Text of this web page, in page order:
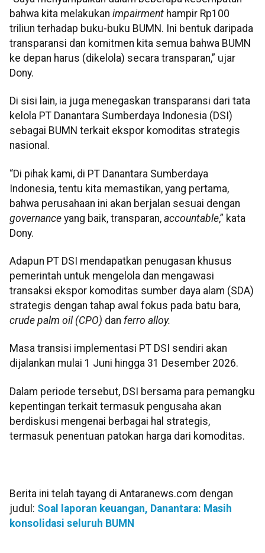
bahwa kita melakukan impairment hampir Rp100
triliun terhadap buku-buku BUMN. Ini bentuk daripada
transparansi dan komitmen kita semua bahwa BUMN
ke depan harus (dikelola) secara transparan,” ujar
Dony.
Di sisi lain, ia juga menegaskan transparansi dari tata
kelola PT Danantara Sumberdaya Indonesia (DSI)
sebagai BUMN terkait ekspor komoditas strategis
nasional.
“Di pihak kami, di PT Danantara Sumberdaya
Indonesia, tentu kita memastikan, yang pertama,
bahwa perusahaan ini akan berjalan sesuai dengan
governance yang baik, transparan, accountable,” kata
Dony.
Adapun PT DSI mendapatkan penugasan khusus
pemerintah untuk mengelola dan mengawasi
transaksi ekspor komoditas sumber daya alam (SDA)
strategis dengan tahap awal fokus pada batu bara,
crude palm oil (CPO) dan ferro alloy.
Masa transisi implementasi PT DSI sendiri akan
dijalankan mulai 1 Juni hingga 31 Desember 2026.
Dalam periode tersebut, DSI bersama para pemangku
kepentingan terkait termasuk pengusaha akan
berdiskusi mengenai berbagai hal strategis,
termasuk penentuan patokan harga dari komoditas.
Berita ini telah tayang di Antaranews.com dengan
judul: Soal laporan keuangan, Danantara: Masih
konsolidasi seluruh BUMN